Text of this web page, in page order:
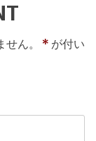
ん。 * が付い